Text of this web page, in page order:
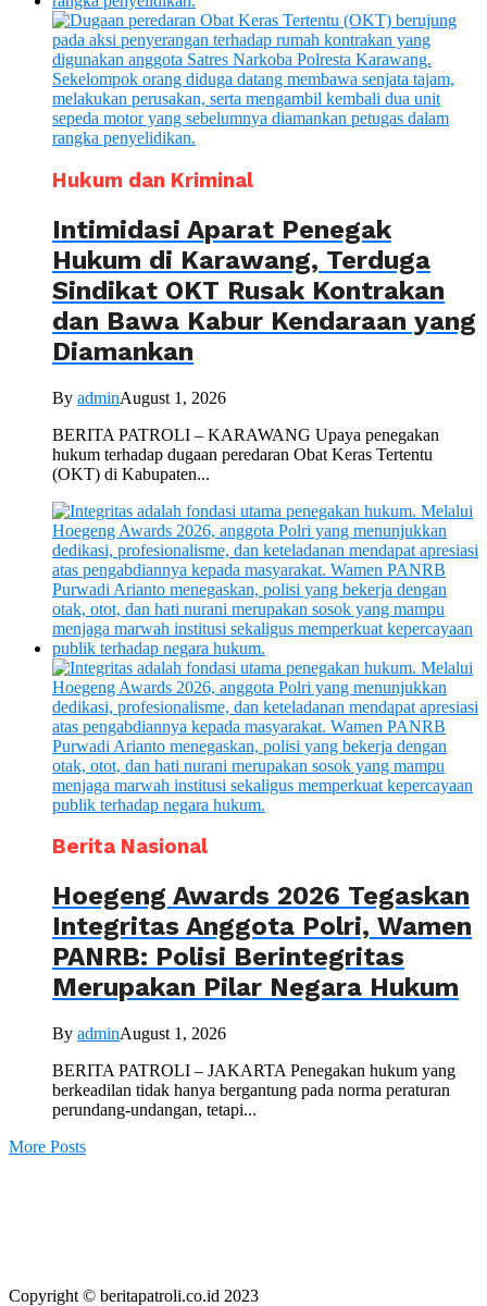
Hukum dan Kriminal
Intimidasi Aparat Penegak
Hukum di Karawang, Terduga
Sindikat OKT Rusak Kontrakan
dan Bawa Kabur Kendaraan yang
Diamankan
By adminAugust 1, 2026
BERITA PATROLI – KARAWANG Upaya penegakan
hukum terhadap dugaan peredaran Obat Keras Tertentu
(OKT) di Kabupaten...
Berita Nasional
Hoegeng Awards 2026 Tegaskan
Integritas Anggota Polri, Wamen
PANRB: Polisi Berintegritas
Merupakan Pilar Negara Hukum
By adminAugust 1, 2026
BERITA PATROLI – JAKARTA Penegakan hukum yang
berkeadilan tidak hanya bergantung pada norma peraturan
perundang-undangan, tetapi...
More Posts
Copyright © beritapatroli.co.id 2023